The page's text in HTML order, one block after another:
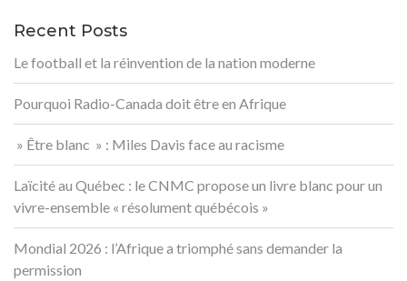
Recent Posts
Le football et la réinvention de la nation moderne
Pourquoi Radio-Canada doit être en Afrique
» Être blanc » : Miles Davis face au racisme
Laïcité au Québec : le CNMC propose un livre blanc pour un
vivre-ensemble « résolument québécois »
Mondial 2026 : l’Afrique a triomphé sans demander la
permission